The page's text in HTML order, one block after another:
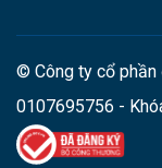
© Công ty cổ phần
0107695756 -